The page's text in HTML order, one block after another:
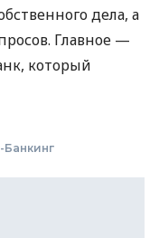
дела, а
Главное —
который
Банкинг